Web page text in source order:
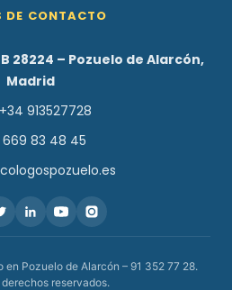
DE CONTACTO
28224 – Pozuelo de Alarcón,
Madrid
913527728
669 83 48 45
Pozuelo de Alarcón – 91 352 77 28.
reservados.